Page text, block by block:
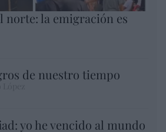
norte: la emigración es
de nuestro tiempo
yo he vencido al mundo